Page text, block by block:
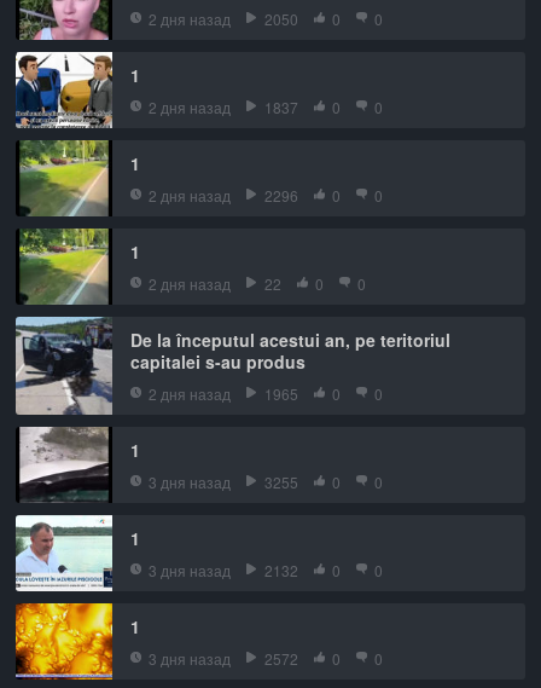
2 дня назад 2050 0 0
1
2 дня назад 1837 0 0
1
2 дня назад 2296 0 0
1
2 дня назад 22 0 0
De la începutul acestui an, pe teritoriul
capitalei s-au produs
2 дня назад 1965 0 0
1
3 дня назад 3255 0 0
1
3 дня назад 2132 0 0
1
3 дня назад 2572 0 0